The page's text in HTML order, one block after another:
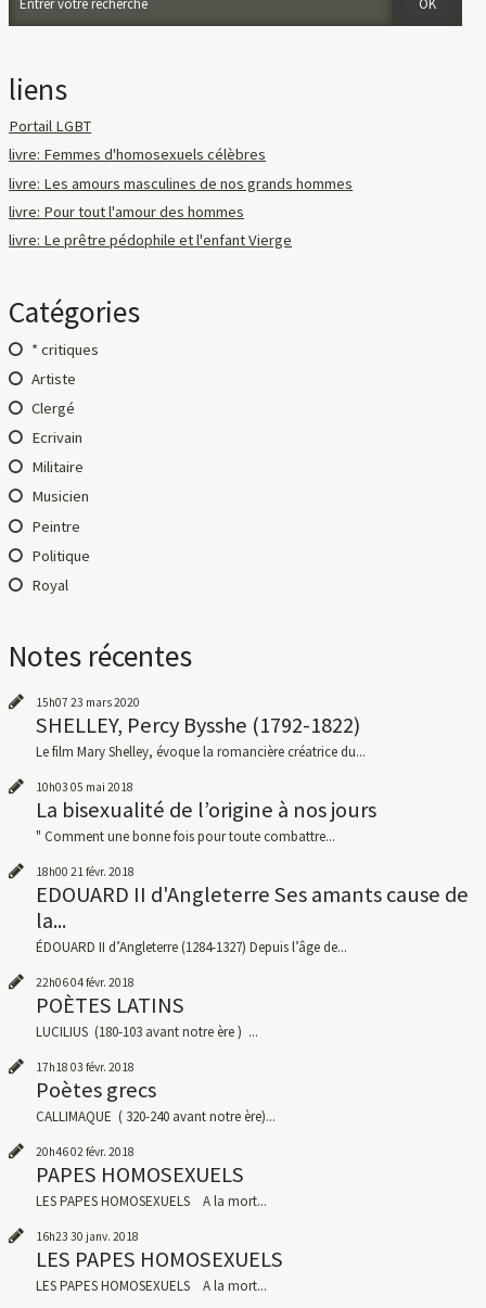
liens
Portail LGBT
livre: Femmes d'homosexuels célèbres
livre: Les amours masculines de nos grands hommes
livre: Pour tout l'amour des hommes
livre: Le prêtre pédophile et l'enfant Vierge
Catégories
* critiques
Artiste
Clergé
Ecrivain
Militaire
Musicien
Peintre
Politique
Royal
Notes récentes
15h07 23 mars 2020
SHELLEY, Percy Bysshe (1792-1822)
Le film Mary Shelley, évoque la romancière créatrice du...
10h03 05 mai 2018
La bisexualité de l’origine à nos jours
" Comment une bonne fois pour toute combattre...
18h00 21févr. 2018
EDOUARD II d'Angleterre Ses amants cause de
la...
ÉDOUARD II d’Angleterre (1284-1327) Depuis l’âge de...
22h0604févr. 2018
POÈTES LATINS
LUCILIUS (180-103 avant notre ère ) ...
17h18 03 févr. 2018
Poètes grecs
CALLIMAQUE ( 320-240 avant notre ère)...
20h4602févr. 2018
PAPES HOMOSEXUELS
LES PAPES HOMOSEXUELS A la mort...
16h23 30 janv. 2018
LES PAPES HOMOSEXUELS
LES PAPES HOMOSEXUELS A la mort...